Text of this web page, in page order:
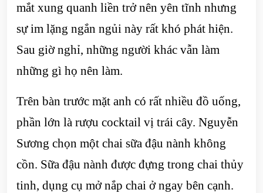
mắt xung quanh liền trở nên yên tĩnh nhưng
sự im lặng ngắn ngủi này rất khó phát hiện.
Sau giờ nghỉ, những người khác vẫn làm
những gì họ nên làm.
Trên bàn trước mặt anh có rất nhiều đồ uống,
phần lớn là rượu cocktail vị trái cây. Nguyễn
Sương chọn một chai sữa đậu nành không
cồn. Sữa đậu nành được đựng trong chai thủy
tinh, dụng cụ mở nắp chai ở ngay bên cạnh.